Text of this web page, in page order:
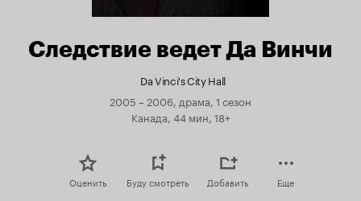
Следствие ведет Да Винчи
Da Vinci's City Hall
2005 – 2006, драма, 1 сезон
Канада, 44 мин, 18+
Оценить Буду смотреть Добавить Еще